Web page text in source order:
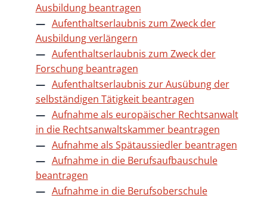
Ausbildung beantragen
Aufenthaltserlaubnis zum Zweck der
Ausbildung verlängern
Aufenthaltserlaubnis zum Zweck der
Forschung beantragen
Aufenthaltserlaubnis zur Ausübung der
selbständigen Tätigkeit beantragen
Aufnahme als europäischer Rechtsanwalt
in die Rechtsanwaltskammer beantragen
Aufnahme als Spätaussiedler beantragen
Aufnahme in die Berufsaufbauschule
beantragen
Aufnahme in die Berufsoberschule